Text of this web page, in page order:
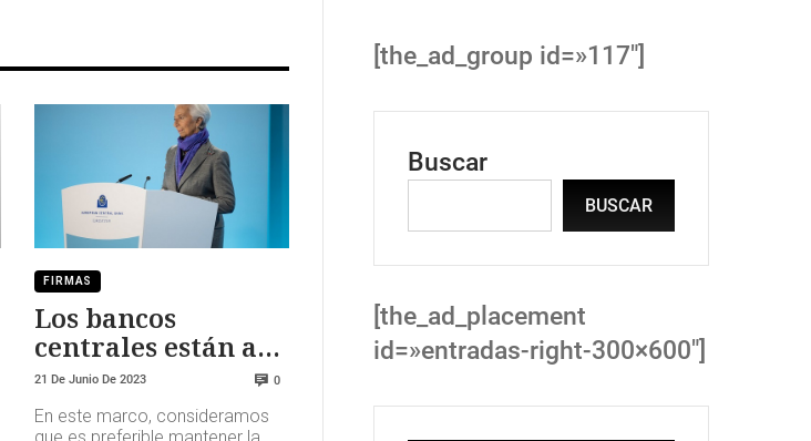
FIRMAS
Los bancos
centrales están a
punto de
equivocarse. Aún
no es el momento
21 De Junio De 2023 0
En este marco, consideramos
[the_ad_group id=»117″]
Buscar
BUSCAR
[the_ad_placement
id=»entradas-right-300×600″]